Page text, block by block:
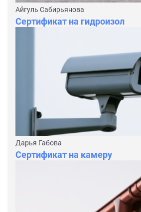
Айгуль Сабирьянова
Сертификат на гидроизол
Дарья Габова
Сертификат на камеру